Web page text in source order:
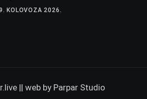
KOLOVOZA 2026.
|| web by Parpar Studio